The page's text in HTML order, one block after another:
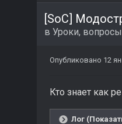
[SoC]
в Уроки,
Опубликовано 12
Кто знает как
Лог